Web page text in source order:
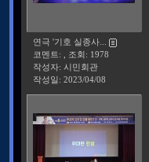
연극 '기호 실종사...
코멘트: , 조회: 1978
작성자: 시민회관
작성일: 2023/04/08